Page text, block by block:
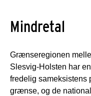
Mindretal
Grænseregionen
Slesvig-Holsten har
fredelig sameksistens
grænse, og de